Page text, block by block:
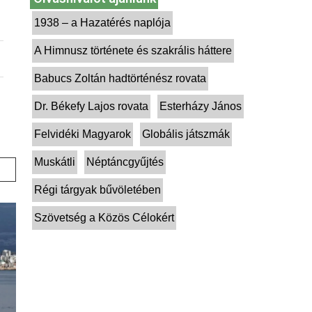
1938 – a Hazatérés naplója
A Himnusz története és szakrális háttere
Babucs Zoltán hadtörténész rovata
Dr. Békefy Lajos rovata Esterházy János
Felvidéki Magyarok Globális játszmák
Muskátli Néptáncgyűjtés
Régi tárgyak bűvöletében
Szövetség a Közös Célokért